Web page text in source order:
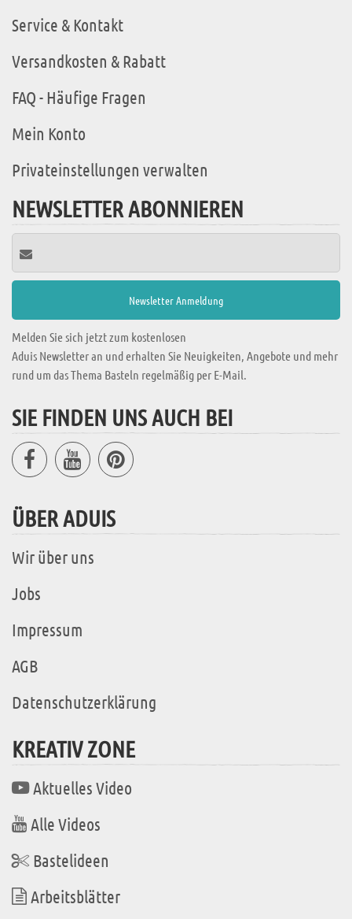
Service & Kontakt
Versandkosten & Rabatt
FAQ - Häufige Fragen
Mein Konto
Privateinstellungen verwalten
NEWSLETTER ABONNIEREN
Melden Sie sich jetzt zum kostenlosen
Aduis Newsletter an und erhalten Sie Neuigkeiten, Angebote und mehr
rund um das Thema Basteln regelmäßig per E-Mail.
SIE FINDEN UNS AUCH BEI
ÜBER ADUIS
Wir über uns
Jobs
Impressum
AGB
Datenschutzerklärung
KREATIV ZONE
Aktuelles Video
Alle Videos
Bastelideen
Arbeitsblätter